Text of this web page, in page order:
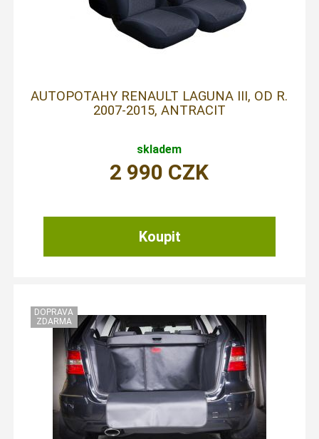
AUTOPOTAHY RENAULT LAGUNA III, OD R.
2007-2015, ANTRACIT
skladem
2 990 CZK